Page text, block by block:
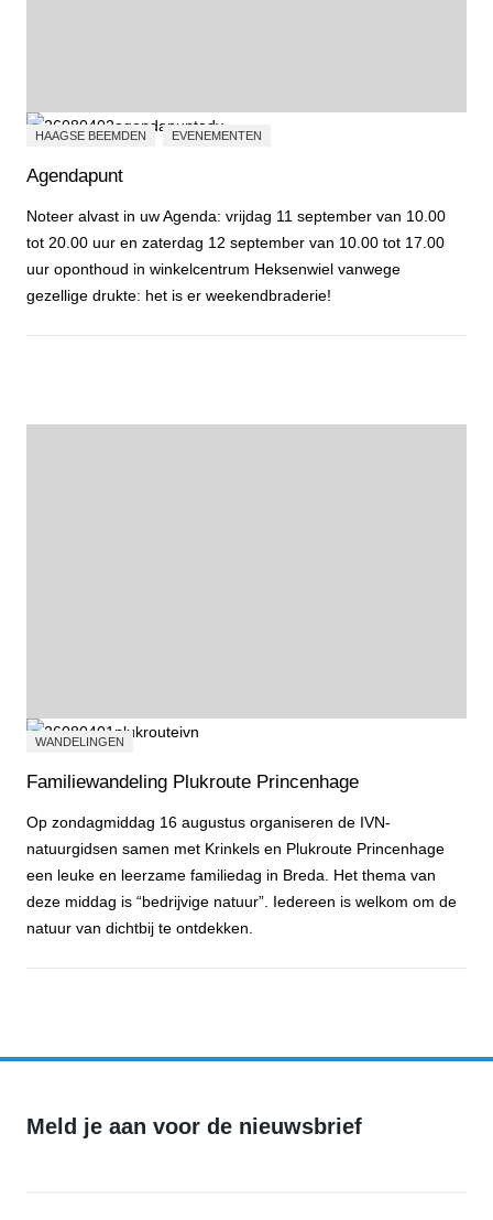
HAAGSE BEEMDEN EVENEMENTEN
Agendapunt
Noteer alvast in uw Agenda: vrijdag 11 september van 10.00
tot 20.00 uur en zaterdag 12 september van 10.00 tot 17.00
uur oponthoud in winkelcentrum Heksenwiel vanwege
gezellige drukte: het is er weekendbraderie!
WANDELINGEN
Familiewandeling Plukroute Princenhage
Op zondagmiddag 16 augustus organiseren de IVN-
natuurgidsen samen met Krinkels en Plukroute Princenhage
een leuke en leerzame familiedag in Breda. Het thema van
deze middag is “bedrijvige natuur”. Iedereen is welkom om de
natuur van dichtbij te ontdekken.
Meld je aan voor de nieuwsbrief